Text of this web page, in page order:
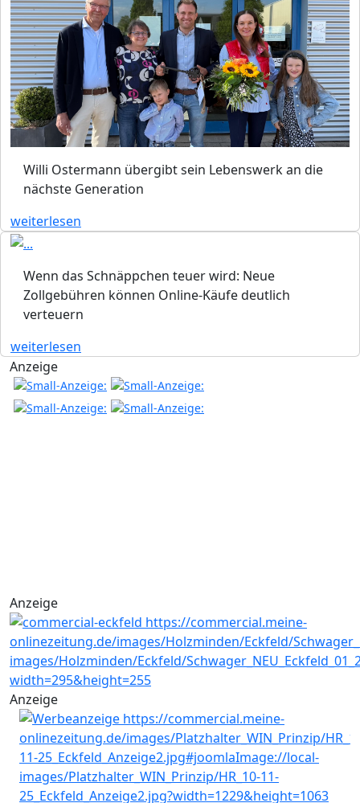
Willi Ostermann übergibt sein Lebenswerk an die
nächste Generation
weiterlesen
Wenn das Schnäppchen teuer wird: Neue
Zollgebühren können Online-Käufe deutlich
verteuern
weiterlesen
Anzeige
Anzeige
Anzeige